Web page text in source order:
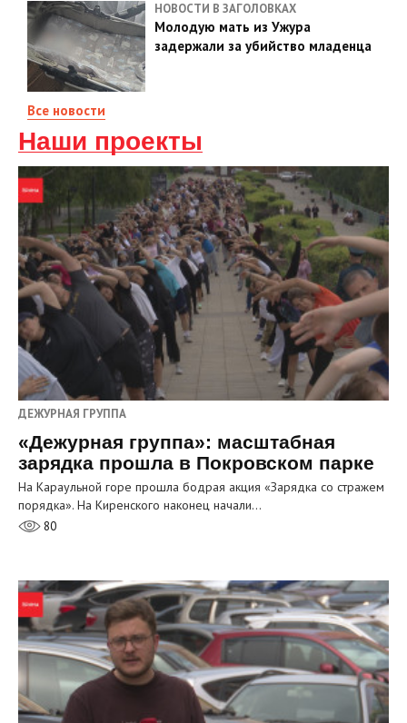
НОВОСТИ В ЗАГОЛОВКАХ
Молодую мать из Ужура
задержали за убийство младенца
Все новости
Наши проекты
ДЕЖУРНАЯ ГРУППА
«Дежурная группа»: масштабная
зарядка прошла в Покровском парке
На Караульной горе прошла бодрая акция «Зарядка со стражем
порядка». На Киренского наконец начали…
80